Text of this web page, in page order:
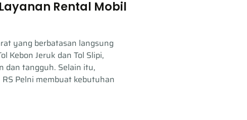
Rental Mobil
yang berbatasan langsung
Kebon Jeruk dan Tol Slipi,
dan tangguh. Selain itu,
Pelni membuat kebutuhan